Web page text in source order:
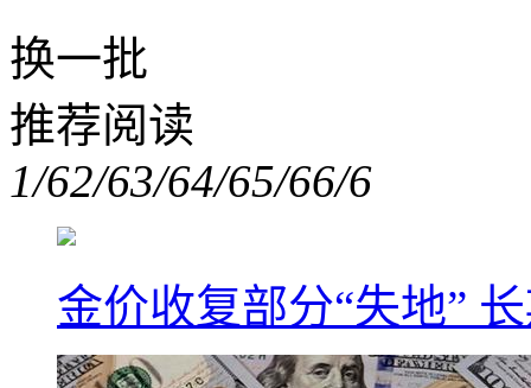
换一批
推荐阅读
1/62/63/64/65/66/6
金价收复部分“失地”